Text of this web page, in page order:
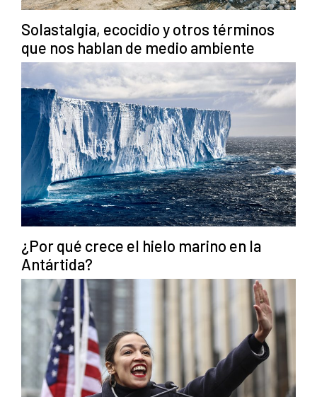
Solastalgia, ecocidio y otros términos
que nos hablan de medio ambiente
¿Por qué crece el hielo marino en la
Antártida?